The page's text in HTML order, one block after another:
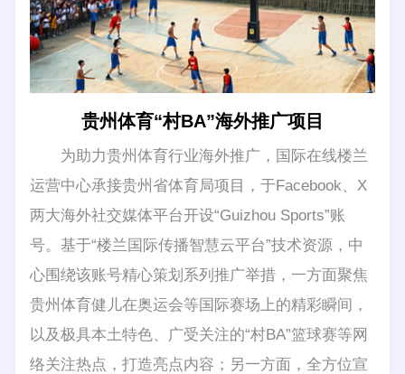
贵州体育“村BA”海外推广项目
为助力贵州体育行业海外推广，国际在线楼兰
运营中心承接贵州省体育局项目，于Facebook、X
两大海外社交媒体平台开设“Guizhou Sports”账
号。基于“楼兰国际传播智慧云平台”技术资源，中
心围绕该账号精心策划系列推广举措，一方面聚焦
贵州体育健儿在奥运会等国际赛场上的精彩瞬间，
以及极具本土特色、广受关注的“村BA”篮球赛等网
络关注热点，打造亮点内容；另一方面，全方位宣